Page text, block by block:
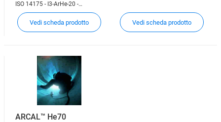
ISO 14175 - I3-ArHe-20 -
Saldatura TIG
Vedi scheda prodotto Vedi scheda prodotto
ARCAL™ He70